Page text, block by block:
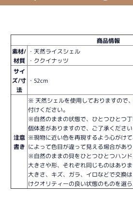
商品情報
素材/
材質
・天然ライスシェル
・ククイナッツ
サイ
ズ/寸
法
・52cm
注意
書き
※ 天然シェルを使用しておりますので
付けください。
※自然のままの状態で、ひとつひとつ丁
個体差がありますので、ご了承ください
※現物に近い色を再現するよう心がけ
によって色目が違って見える場合があ
※自然のままの貝をひとつひとつハンド
大きさや形、それぞれ同じものはありま
大きさ、キズ、ガラ、イロなどで交換
けクオリティーの良い状態のものを選ら